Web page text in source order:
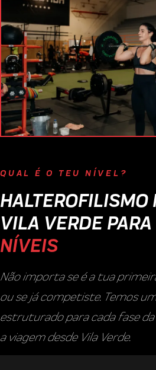
QUAL É O TEU NÍVEL?
HALTEROFILISMO
VILA VERDE PARA
NÍVEIS
Não importa se é a tua
ou se já competiste. Temos
estruturado para cada fase
a viagem desde Vila Verde.